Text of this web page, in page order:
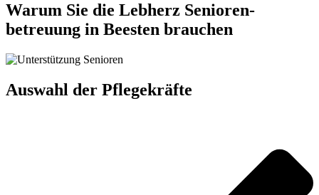
Warum Sie die Lebherz Senioren­
betreuung in Beesten brauchen
Auswahl der Pflegekräfte